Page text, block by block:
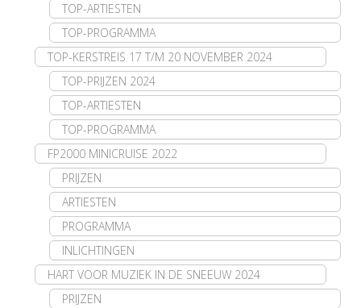
TOP-ARTIESTEN
TOP-PROGRAMMA
TOP-KERSTREIS 17 T/M 20 NOVEMBER 2024
TOP-PRIJZEN 2024
TOP-ARTIESTEN
TOP-PROGRAMMA
FP2000 MINICRUISE 2022
PRIJZEN
ARTIESTEN
PROGRAMMA
INLICHTINGEN
HART VOOR MUZIEK IN DE SNEEUW 2024
PRIJZEN